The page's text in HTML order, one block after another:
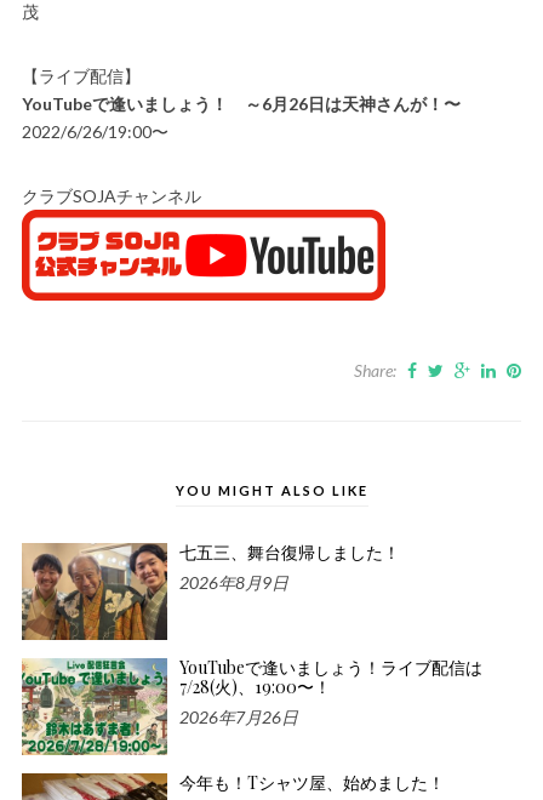
茂
【ライブ配信】
YouTubeで逢いましょう！ ～6月26日は天神さんが！〜
2022/6/26/19:00〜
クラブSOJAチャンネル
Share:
YOU MIGHT ALSO LIKE
七五三、舞台復帰しました！
2026年8月9日
YouTubeで逢いましょう！ライブ配信は
7/28(火)、19:00〜！
2026年7月26日
今年も！Tシャツ屋、始めました！